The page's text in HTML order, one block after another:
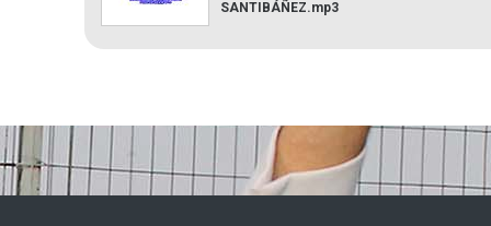
SANTIBÁÑEZ.mp3